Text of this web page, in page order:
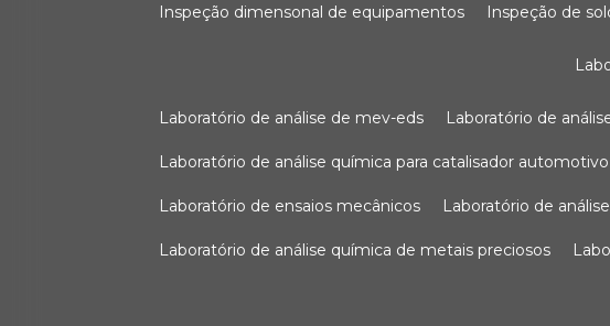
inspeção dimensonal de equipamentos inspeção de
laboratório de análise de mev-eds laboratório de
laboratório de análise química para catalisador automotivo
laboratório de ensaios mecânicos laboratório de
laboratório de análise química de metais preciosos